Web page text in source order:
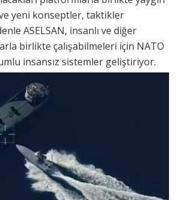
yeni konseptler, taktikler
ASELSAN, insanlı ve diğer
birlikte çalışabilmeleri için NATO
insansız sistemler geliştiriyor.